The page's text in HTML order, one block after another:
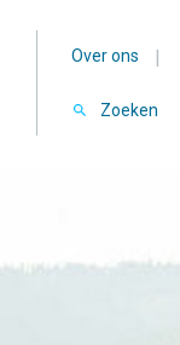
Over ons |
Zoeken